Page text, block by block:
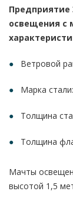
Предприятие
освещения с
Ветровой
Марка
Толщина
Толщина
Мачты
высотой 1,5